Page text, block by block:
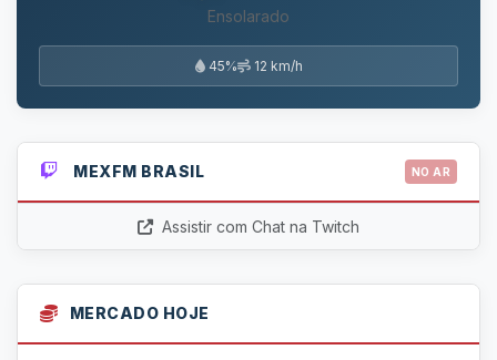
Ensolarado
45% 12 km/h
MEXFM BRASIL NO AR
Assistir com Chat na Twitch
MERCADO HOJE